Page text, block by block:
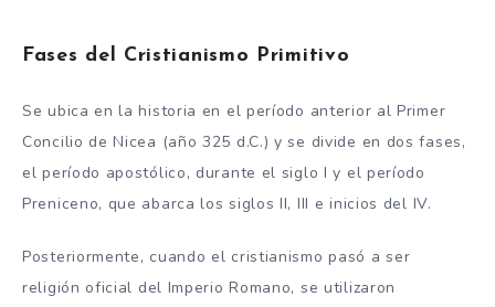
Fases del Cristianismo Primitivo
Se ubica en la historia en el período anterior al Primer
Concilio de Nicea (año 325 d.C.) y se divide en dos fases,
el período apostólico, durante el siglo I y el período
Preniceno, que abarca los siglos II, III e inicios del IV.
Posteriormente, cuando el cristianismo pasó a ser
religión oficial del Imperio Romano, se utilizaron